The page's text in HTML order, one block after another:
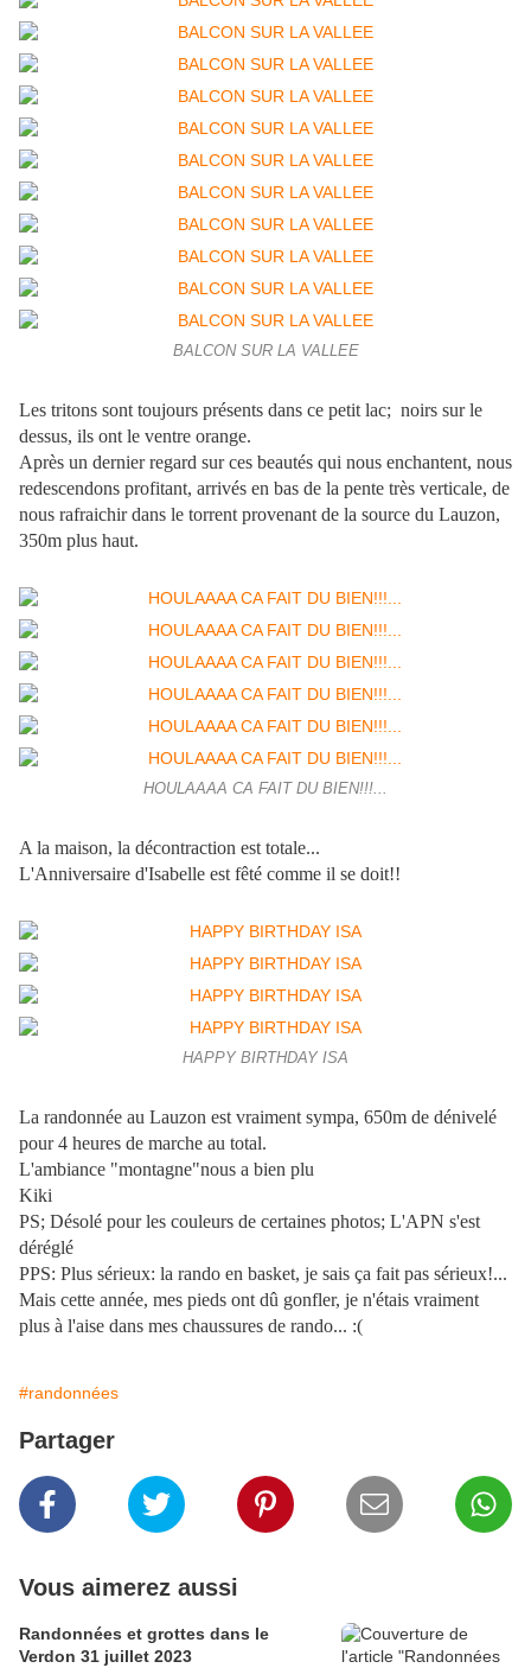
BALCON SUR LA VALLEE
Les tritons sont toujours présents dans ce petit lac; noirs sur le
dessus, ils ont le ventre orange.
Après un dernier regard sur ces beautés qui nous enchantent, nous
redescendons profitant, arrivés en bas de la pente très verticale, de
nous rafraichir dans le torrent provenant de la source du Lauzon,
350m plus haut.
HOULAAAA CA FAIT DU BIEN!!!...
A la maison, la décontraction est totale...
L'Anniversaire d'Isabelle est fêté comme il se doit!!
HAPPY BIRTHDAY ISA
La randonnée au Lauzon est vraiment sympa, 650m de dénivelé
pour 4 heures de marche au total.
L'ambiance "montagne"nous a bien plu
Kiki
PS; Désolé pour les couleurs de certaines photos; L'APN s'est
déréglé
PPS: Plus sérieux: la rando en basket, je sais ça fait pas sérieux!...
Mais cette année, mes pieds ont dû gonfler, je n'étais vraiment
plus à l'aise dans mes chaussures de rando... :(
#randonnées
Partager
Vous aimerez aussi
Randonnées et grottes dans le
Verdon 31 juillet 2023